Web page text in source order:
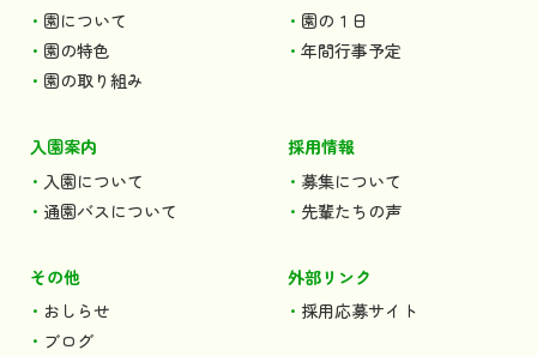
園について
園の特色
園の取り組み
園の１日
年間行事予定
入園案内
入園について
通園バスについて
採用情報
募集について
先輩たちの声
その他
おしらせ
ブログ
外部リンク
採用応募サイト